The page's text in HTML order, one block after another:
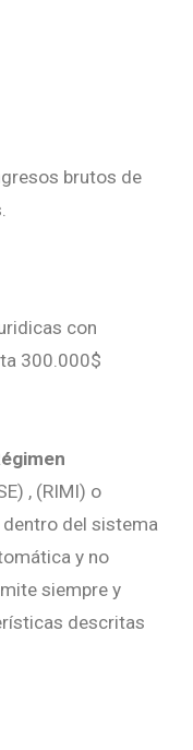
brutos de
con
300.000$
, (RIMI) o
dentro del sistema
y no
siempre y
descritas